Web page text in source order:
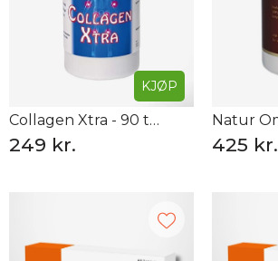
Collagen Xtra - 90 tabletter
249 kr.
KJØP
425 kr.